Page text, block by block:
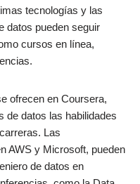
tecnologías y las
datos pueden seguir
cursos en línea,
ofrecen en Coursera,
de datos las habilidades
Las
AWS y Microsoft, pueden
de datos en